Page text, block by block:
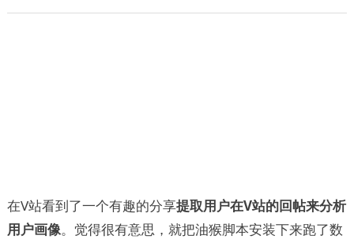
在V站看到了一个有趣的分享提取用户在V站的回帖来分析
用户画像。觉得很有意思，就把油猴脚本安装下来跑了数